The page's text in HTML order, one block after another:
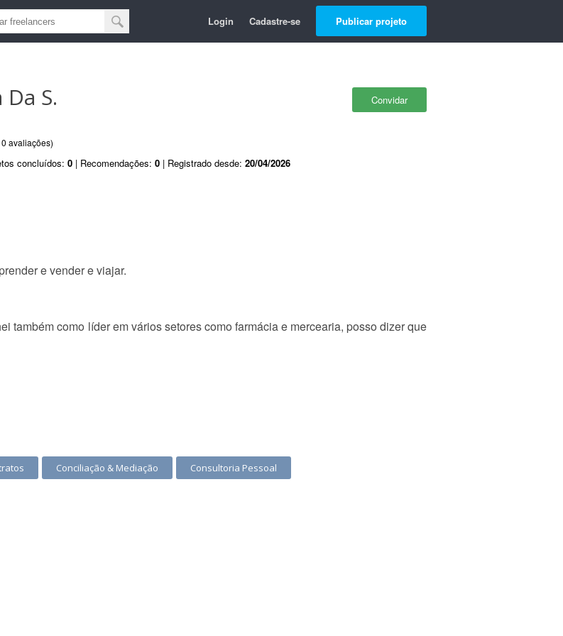
Login Cadastre-se Publicar projeto
Convidar
S.
0 avaliações)
concluídos: 0 | Recomendações: 0 | Registrado desde: 20/04/2026
e vender e viajar.
também como líder em vários setores como farmácia e mercearia, posso dizer que
Conciliação & Mediação Consultoria Pessoal